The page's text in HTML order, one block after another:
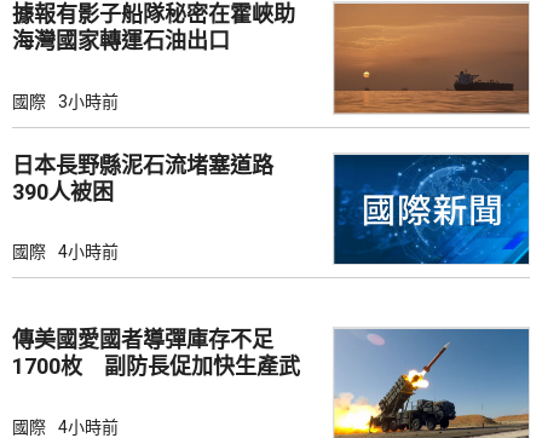
據報有影子船隊秘密在霍峽助
海灣國家轉運石油出口
國際 3小時前
日本長野縣泥石流堵塞道路
390人被困
國際 4小時前
傳美國愛國者導彈庫存不足
1700枚 副防長促加快生產武
國際 4小時前